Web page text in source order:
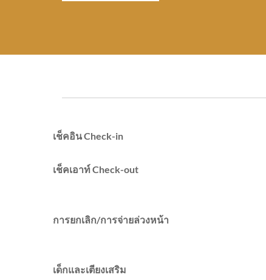
เช็คอิน Check-in
เช็คเอาท์ Check-out
การยกเลิก/การจ่ายล่วงหน้า
เด็กและเตียงเสริม